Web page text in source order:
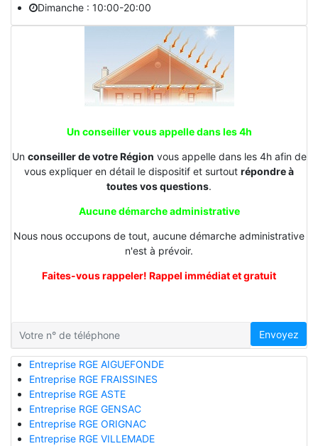
Dimanche : 10:00-20:00
Un conseiller vous appelle dans les 4h
Un conseiller de votre Région vous appelle dans les 4h afin de
vous expliquer en détail le dispositif et surtout répondre à
toutes vos questions.
Aucune démarche administrative
Nous nous occupons de tout, aucune démarche administrative
n'est à prévoir.
Faites-vous rappeler! Rappel immédiat et gratuit
Envoyez
Entreprise RGE AIGUEFONDE
Entreprise RGE FRAISSINES
Entreprise RGE ASTE
Entreprise RGE GENSAC
Entreprise RGE ORIGNAC
Entreprise RGE VILLEMADE